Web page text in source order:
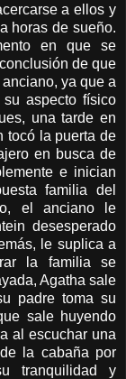
a ellos y
horas de sueño.
en que se
de que
ya que a
aspecto físico
una tarde en
tocó la puerta de
en busca de
e inician
familia del
el anciano le
desesperado
le suplica a
la familia se
Agatha sale
padre toma su
sale huyendo
al escuchar una
la cabaña por
tranquilidad y